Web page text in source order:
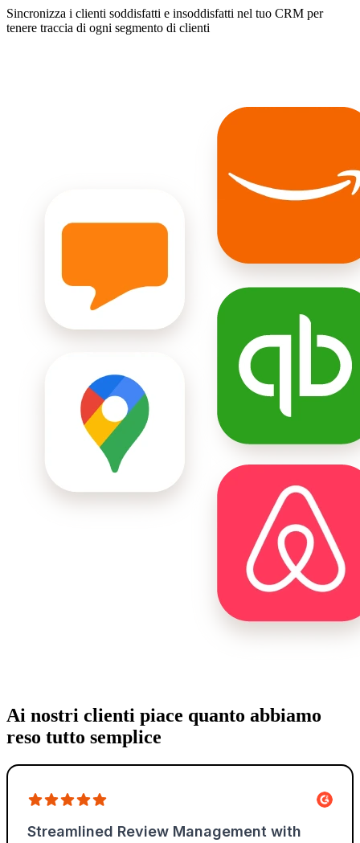
Sincronizza i clienti soddisfatti e insoddisfatti nel tuo CRM per
tenere traccia di ogni segmento di clienti
Ai nostri clienti piace quanto abbiamo
reso tutto semplice